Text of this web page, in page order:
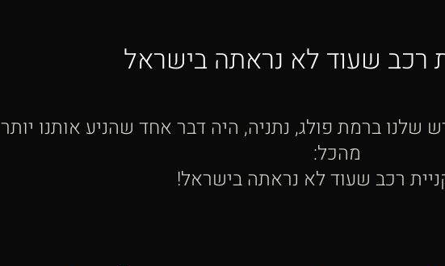
רכב שעוד לא נראתה בישראל
ברמת פולג, נתניה, היה דבר אחד שהניע אותנו יותר
מהכל:
רכב שעוד לא נראתה בישראל!